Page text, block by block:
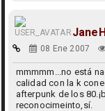
08 Ene 2007
mmmmm...no está
calidad con la k
afterpunk de los
reconocimeinto,sí.